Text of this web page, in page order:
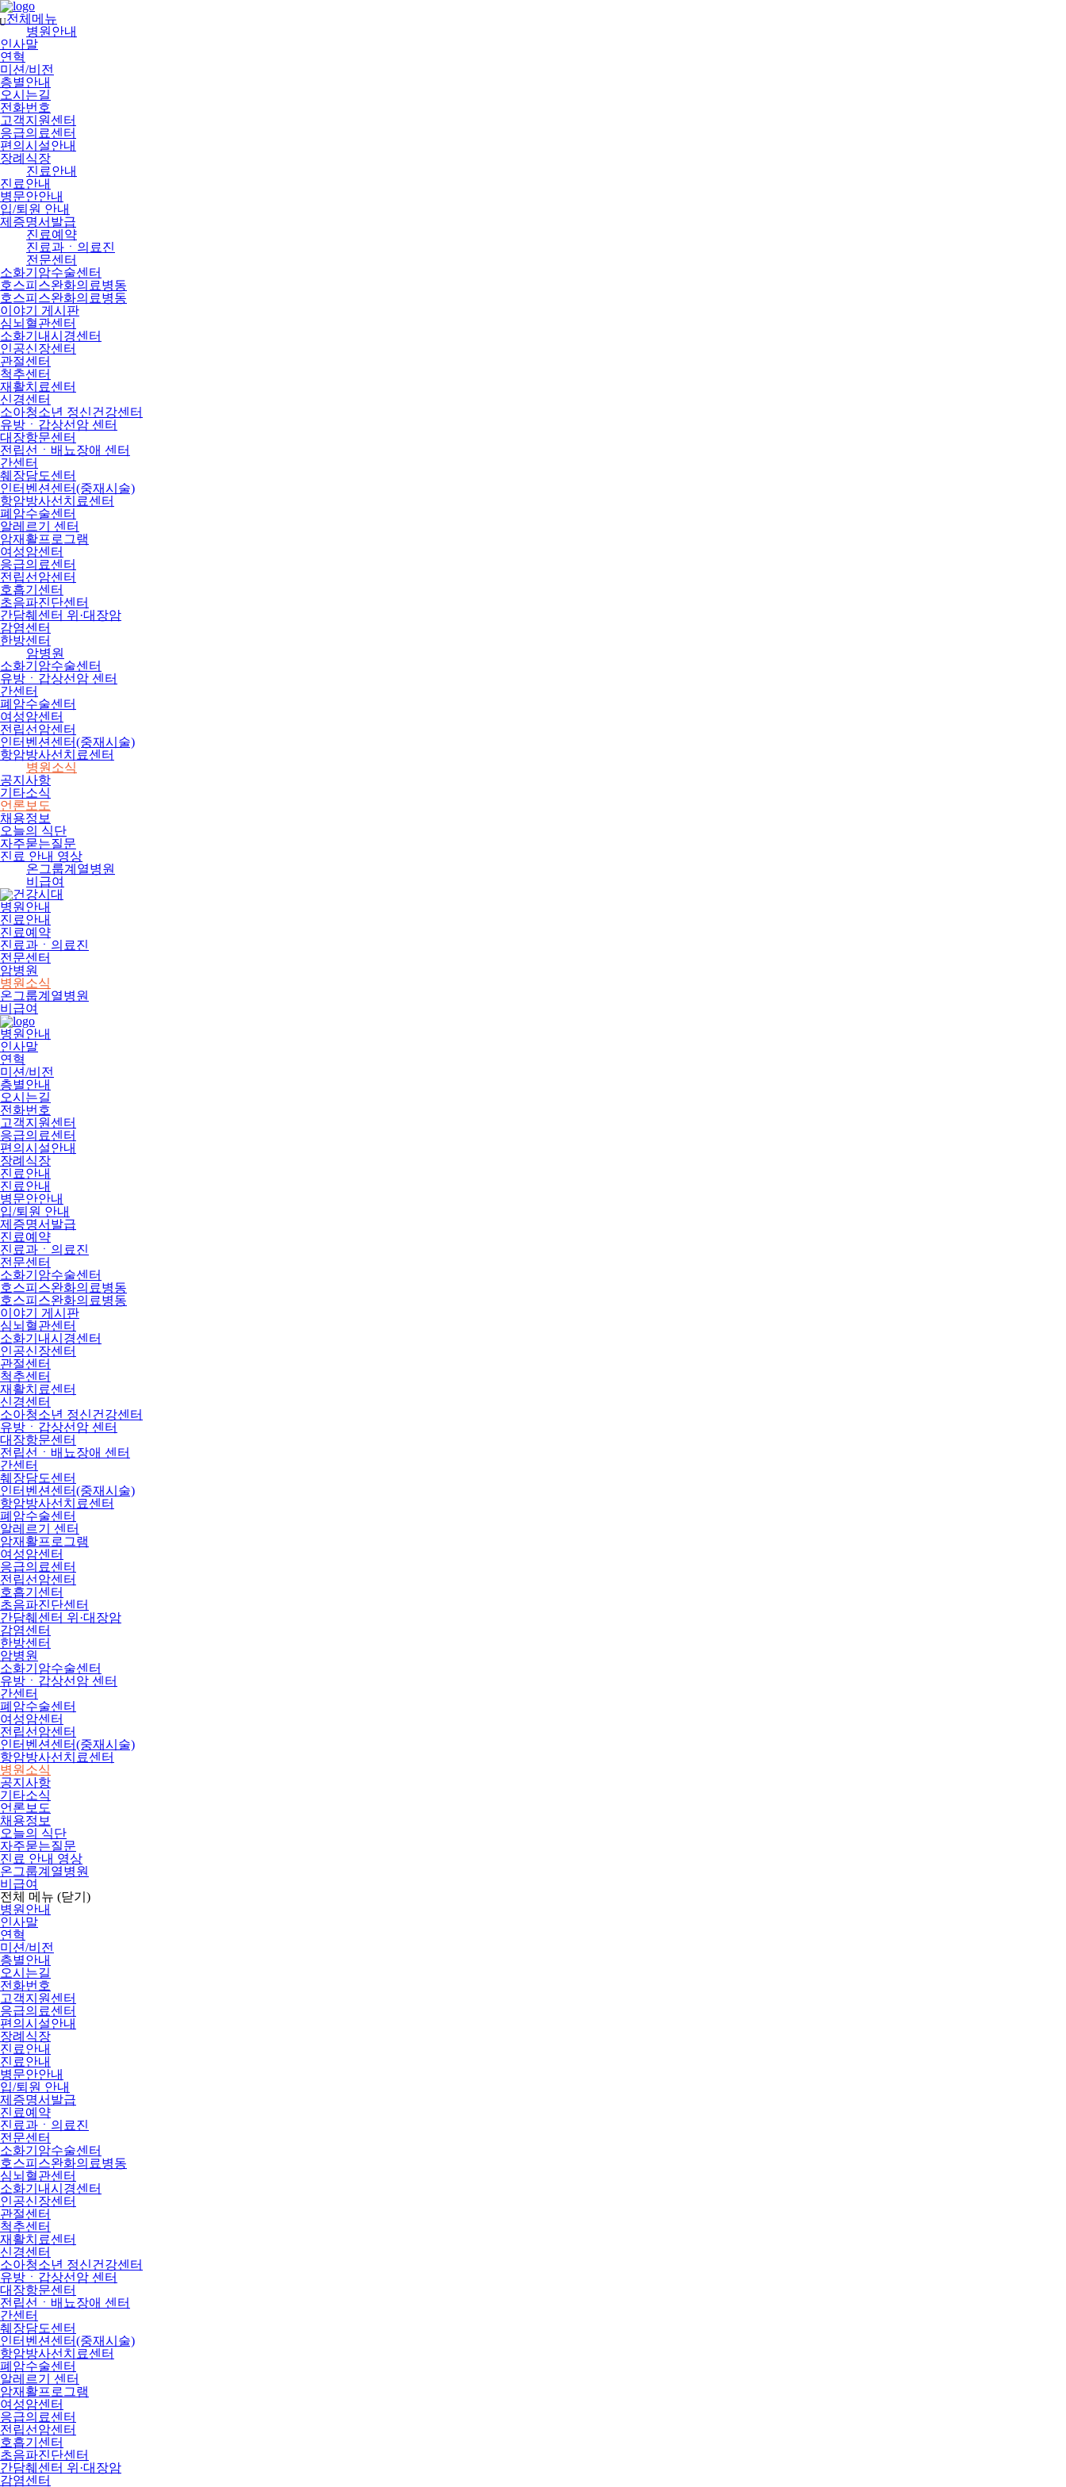
메
뉴
너
뛰
기
전체메뉴
병원안내
인사말
연혁
미션/비전
층별안내
오시는길
전화번호
고객지원센터
응급의료센터
편의시설안내
장례식장
진료안내
진료안내
병문안안내
입/퇴원 안내
제증명서발급
진료예약
진료과ㆍ의료진
전문센터
소화기암수술센터
호스피스완화의료병동
호스피스완화의료병동
이야기 게시판
심뇌혈관센터
소화기내시경센터
인공신장센터
관절센터
척추센터
재활치료센터
신경센터
소아청소년 정신건강센터
유방ㆍ갑상선암 센터
대장항문센터
전립선ㆍ배뇨장애 센터
간센터
췌장담도센터
인터벤션센터(중재시술)
항암방사선치료센터
폐암수술센터
알레르기 센터
암재활프로그램
여성암센터
응급의료센터
전립선암센터
호흡기센터
초음파진단센터
간담췌센터 위·대장암
감염센터
한방센터
암병원
소화기암수술센터
유방ㆍ갑상선암 센터
간센터
폐암수술센터
여성암센터
전립선암센터
인터벤션센터(중재시술)
항암방사선치료센터
병원소식
공지사항
기타소식
언론보도
채용정보
오늘의 식단
자주묻는질문
진료 안내 영상
온그룹계열병원
비급여
병원안내
진료안내
진료예약
진료과ㆍ의료진
전문센터
암병원
병원소식
온그룹계열병원
비급여
병원안내
인사말
연혁
미션/비전
층별안내
오시는길
전화번호
고객지원센터
응급의료센터
편의시설안내
장례식장
진료안내
진료안내
병문안안내
입/퇴원 안내
제증명서발급
진료예약
진료과ㆍ의료진
전문센터
소화기암수술센터
호스피스완화의료병동
호스피스완화의료병동
이야기 게시판
심뇌혈관센터
소화기내시경센터
인공신장센터
관절센터
척추센터
재활치료센터
신경센터
소아청소년 정신건강센터
유방ㆍ갑상선암 센터
대장항문센터
전립선ㆍ배뇨장애 센터
간센터
췌장담도센터
인터벤션센터(중재시술)
항암방사선치료센터
폐암수술센터
알레르기 센터
암재활프로그램
여성암센터
응급의료센터
전립선암센터
호흡기센터
초음파진단센터
간담췌센터 위·대장암
감염센터
한방센터
암병원
소화기암수술센터
유방ㆍ갑상선암 센터
간센터
폐암수술센터
여성암센터
전립선암센터
인터벤션센터(중재시술)
항암방사선치료센터
병원소식
공지사항
기타소식
언론보도
채용정보
오늘의 식단
자주묻는질문
진료 안내 영상
온그룹계열병원
비급여
전체 메뉴 (닫기)
병원안내
인사말
연혁
미션/비전
층별안내
오시는길
전화번호
고객지원센터
응급의료센터
편의시설안내
장례식장
진료안내
진료안내
병문안안내
입/퇴원 안내
제증명서발급
진료예약
진료과ㆍ의료진
전문센터
소화기암수술센터
호스피스완화의료병동
심뇌혈관센터
소화기내시경센터
인공신장센터
관절센터
척추센터
재활치료센터
신경센터
소아청소년 정신건강센터
유방ㆍ갑상선암 센터
대장항문센터
전립선ㆍ배뇨장애 센터
간센터
췌장담도센터
인터벤션센터(중재시술)
항암방사선치료센터
폐암수술센터
알레르기 센터
암재활프로그램
여성암센터
응급의료센터
전립선암센터
호흡기센터
초음파진단센터
간담췌센터 위·대장암
감염센터